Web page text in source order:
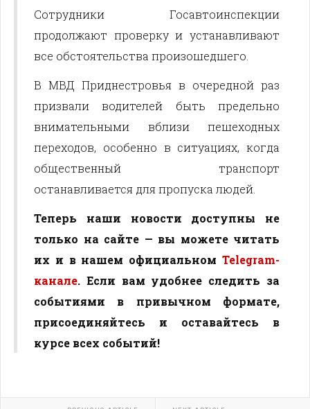
Сотрудники Госавтоинспекции
продолжают проверку и устанавливают
все обстоятельства произошедшего.
В МВД Приднестровья в очередной раз
призвали водителей быть предельно
внимательными вблизи пешеходных
переходов, особенно в ситуациях, когда
общественный транспорт
останавливается для пропуска людей.
Теперь наши новости доступны не
только на сайте — вы можете читать
их и в нашем официальном Telegram-
канале. Если вам удобнее следить за
событиями в привычном формате,
присоединяйтесь и оставайтесь в
курсе всех событий!